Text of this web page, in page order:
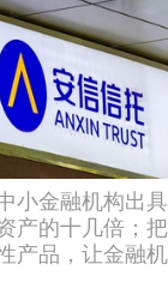
小金融机构出
产的十几倍；
产品，让金融